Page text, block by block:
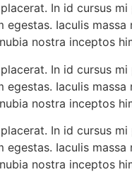
In id cursus
Iaculis massa
nostra inceptos
In id cursus
Iaculis massa
nostra inceptos
In id cursus
Iaculis massa
nostra inceptos